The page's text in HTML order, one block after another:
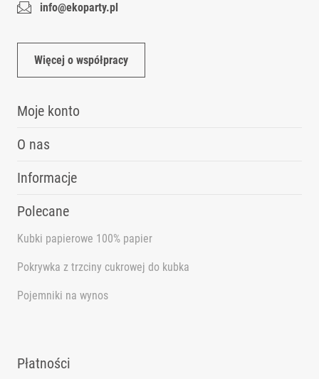
info@ekoparty.pl
Więcej o współpracy
Moje konto
O nas
Informacje
Polecane
Kubki papierowe 100% papier
Pokrywka z trzciny cukrowej do kubka
Pojemniki na wynos
Płatności
ofertę do Twoich potrzeb. Możesz zaakceptować